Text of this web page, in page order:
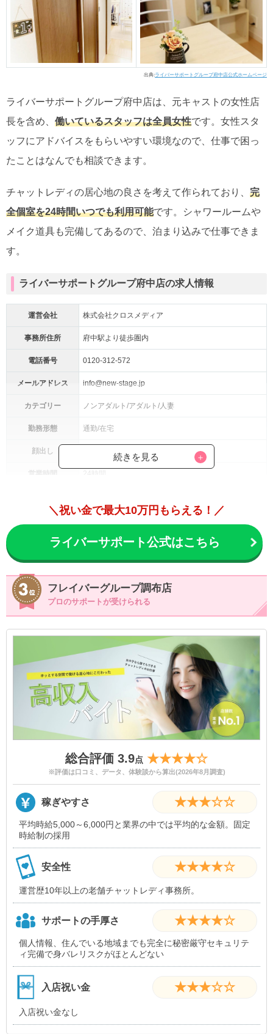
出典:ライバーサポートグループ府中店公式ホームページ
ライバーサポートグループ府中店は、元キャストの女性店
長を含め、 働いているスタッフは全員女性です。女性スタ
ッフにアドバイスをもらいやすい環境なので、仕事で困っ
たことはなんでも相談できます。
チャットレディの居心地の良さを考えて作られており、 完
全個室を24時間いつでも利用可能です。シャワールームや
メイク道具も完備してあるので、泊まり込みで仕事できま
す。
ライバーサポートグループ府中店の求人情報
運営会社 株式会社クロスメディア
事務所住所 府中駅より徒歩圏内
電話番号 0120-312-572
メールアドレス info@new-stage.jp
カテゴリー ノンアダルト/アダルト/人妻
勤務形態 通勤/在宅
顔出し
営業時間 24時間
待遇・環境
・時給3万円以上可能
・女性スタッフのみ
・レンタル衣装
・フリードリンク・フード
・ヘアメイクサポート
・宿泊可能
・日払い可能
続きを見る
＼祝い金で最大10万円もらえる！／
ライバーサポート公式はこちら
フレイバーグループ調布店
プロのサポートが受けられる
総合評価 3.9点 ★★★★☆
※評価は口コミ、データ、体験談から算出(2026年8月調査)
稼ぎやすさ ★★★☆☆
平均時給5,000～6,000円と業界の中では平均的な金額。固定
時給制の採用
安全性 ★★★★☆
運営歴10年以上の老舗チャットレディ事務所。
サポートの手厚さ ★★★★☆
個人情報、住んでいる地域までも完全に秘密厳守セキュリテ
ィ完備で身バレリスクがほとんどない
入店祝い金 ★★★☆☆
入店祝い金なし